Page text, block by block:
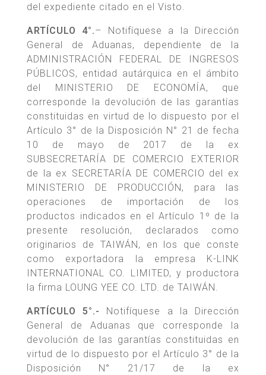
del expediente citado en el Visto.
ARTÍCULO 4°.– Notifíquese a la Dirección
General de Aduanas, dependiente de la
ADMINISTRACIÓN FEDERAL DE INGRESOS
PÚBLICOS, entidad autárquica en el ámbito
del MINISTERIO DE ECONOMÍA, que
corresponde la devolución de las garantías
constituidas en virtud de lo dispuesto por el
Artículo 3° de la Disposición N° 21 de fecha
10 de mayo de 2017 de la ex
SUBSECRETARÍA DE COMERCIO EXTERIOR
de la ex SECRETARÍA DE COMERCIO del ex
MINISTERIO DE PRODUCCIÓN, para las
operaciones de importación de los
productos indicados en el Artículo 1º de la
presente resolución, declarados como
originarios de TAIWÁN, en los que conste
como exportadora la empresa K-LINK
INTERNATIONAL CO. LIMITED, y productora
la firma LOUNG YEE CO. LTD. de TAIWÁN.
ARTÍCULO 5°.-
Notifíquese a la Dirección
General de Aduanas que corresponde la
devolución de las garantías constituidas en
virtud de lo dispuesto por el Artículo 3° de la
Disposición N° 21/17 de la ex